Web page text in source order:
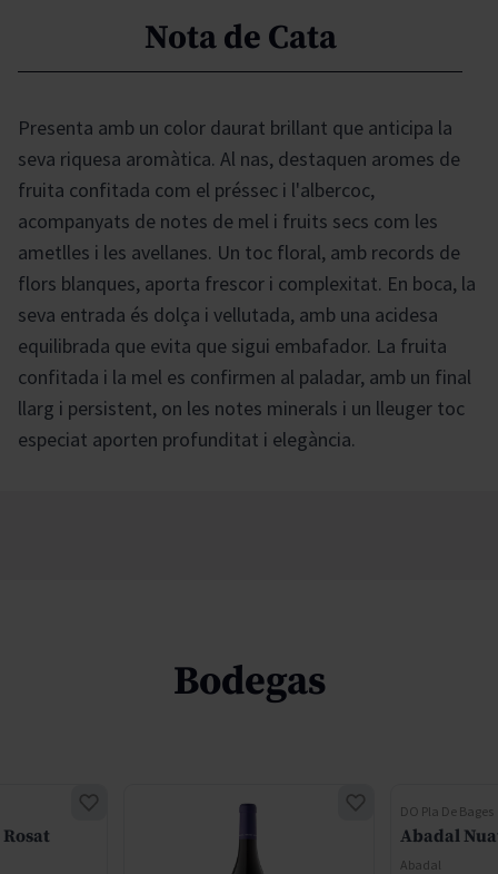
Nota de Cata
Presenta amb un color daurat brillant que anticipa la
seva riquesa aromàtica. Al nas, destaquen aromes de
fruita confitada com el préssec i l'albercoc,
acompanyats de notes de mel i fruits secs com les
ametlles i les avellanes. Un toc floral, amb records de
flors blanques, aporta frescor i complexitat. En boca, la
seva entrada és dolça i vellutada, amb una acidesa
equilibrada que evita que sigui embafador. La fruita
confitada i la mel es confirmen al paladar, amb un final
llarg i persistent, on les notes minerals i un lleuger toc
especiat aporten profunditat i elegància.
Bodegas
DO Pla De Bages
Abadal
Abadal